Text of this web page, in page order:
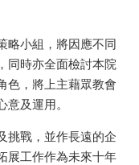
略小組，將因應不同
同時亦全面檢討本院
色，將上主藉眾教會
及運用。
挑戰，並作長遠的企
展工作作為未來十年